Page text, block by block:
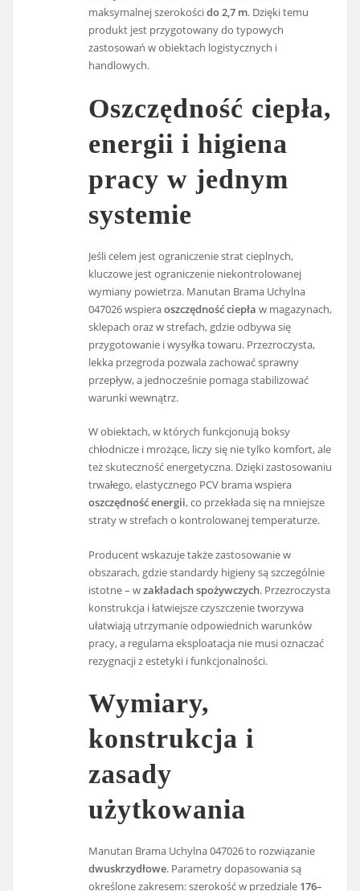
maksymalnej szerokoścido 2,7 m. Dzięki temu
produkt jest przygotowany do typowych
zastosowań w obiektach logistycznych i
handlowych.
Oszczędność ciepła,
energii i higiena
pracy w jednym
systemie
Jeśli celem jest ograniczenie strat cieplnych,
kluczowe jest ograniczenie niekontrolowanej
wymiany powietrza. Manutan Brama Uchylna
047026 wspieraoszczędność ciepła w magazynach,
sklepach oraz w strefach, gdzie odbywa się
przygotowanie i wysyłka towaru. Przezroczysta,
lekka przegroda pozwala zachować sprawny
przepływ, a jednocześnie pomaga stabilizować
warunki wewnątrz.
W obiektach, w których funkcjonują boksy
chłodnicze i mrożące, liczy się nie tylko komfort, ale
też skuteczność energetyczna. Dzięki zastosowaniu
trwałego, elastycznego PCV brama wspiera
oszczędność energii, co przekłada się na mniejsze
straty w strefach o kontrolowanej temperaturze.
Producent wskazuje także zastosowanie w
obszarach, gdzie standardy higieny są szczególnie
istotne – wzakładach spożywczych. Przezroczysta
konstrukcja i łatwiejsze czyszczenie tworzywa
ułatwiają utrzymanie odpowiednich warunków
pracy, a regularna eksploatacja nie musi oznaczać
rezygnacji z estetyki i funkcjonalności.
Wymiary,
konstrukcja i
zasady
użytkowania
Manutan Brama Uchylna 047026 to rozwiązanie
dwuskrzydłowe. Parametry dopasowania są
określone zakresem: szerokość w przedziale 176–